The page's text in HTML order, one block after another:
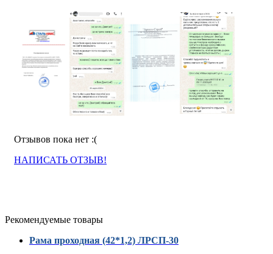
Отзывов пока нет :(
НАПИСАТЬ ОТЗЫВ!
Рекомендуемые товары
Рама проходная (42*1,2) ЛРСП-30